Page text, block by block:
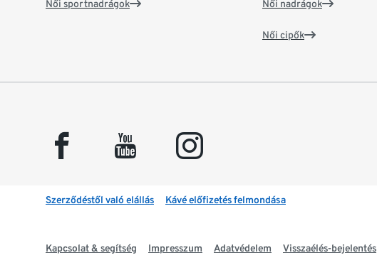
Női sportnadrágok Női nadrágok
Női cipők
facebook youtube instagram
Szerződéstől való elállás Kávé előfizetés felmondása
Kapcsolat & segítség Impresszum Adatvédelem Visszaélés-bejelentés